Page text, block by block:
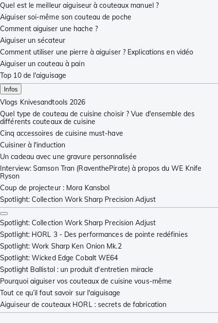
Quel est le meilleur aiguiseur à couteaux manuel ?
Aiguiser soi-même son couteau de poche
Comment aiguiser une hache ?
Aiguiser un sécateur
Comment utiliser une pierre à aiguiser ? Explications en vidéo
Aiguiser un couteau à pain
Top 10 de l'aiguisage
Infos
Vlogs Knivesandtools 2026
Quel type de couteau de cuisine choisir ? Vue d'ensemble des
différents couteaux de cuisine
Cinq accessoires de cuisine must-have
Cuisiner à l'induction
Un cadeau avec une gravure personnalisée
Interview: Samson Tran (RaventhePirate) à propos du WE Knife
Ryson
Coup de projecteur : Mora Kansbol
Spotlight: Collection Work Sharp Precision Adjust
Spotlight: Collection Work Sharp Precision Adjust
Spotlight: HORL 3 - Des performances de pointe redéfinies
Spotlight: Work Sharp Ken Onion Mk.2
Spotlight: Wicked Edge Cobalt WE64
Spotlight Ballistol : un produit d'entretien miracle
Pourquoi aiguiser vos couteaux de cuisine vous-même
Tout ce qu’il faut savoir sur l'aiguisage
Aiguiseur de couteaux HORL : secrets de fabrication